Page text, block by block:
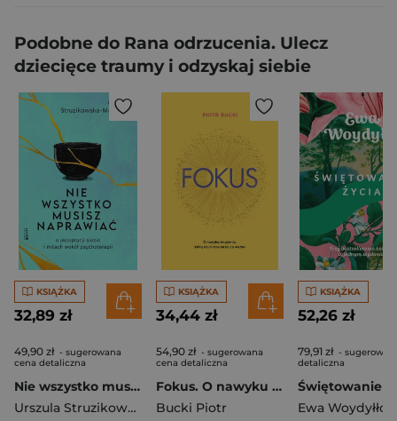
Podobne do Rana odrzucenia. Ulecz
dziecięce traumy i odzyskaj siebie
KSIĄŻKA
32,89 zł
49,90 zł - sugerowana
cena detaliczna
Nie wszystko musisz naprawiać. O akceptacji siebie i mitach wokół psychoterapii
Urszula Struzikowska-Marynicz
KSIĄŻKA
34,44 zł
54,90 zł - sugerowana
cena detaliczna
Fokus. O nawyku skupienia, który da ci czas na to, co ważne
Bucki Piotr
KSIĄŻKA
52,26 zł
79,91 zł -
detaliczna
Świętowanie
Ewa Woydyłło